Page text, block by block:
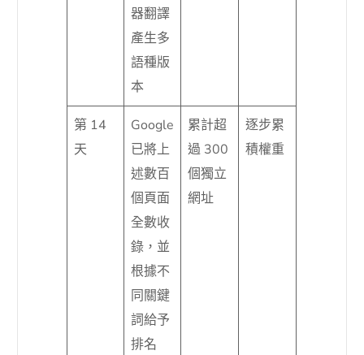
器翻譯
產生多
語種版
本
第 14
天
Google
已將上
述數百
個頁面
全數收
錄，並
根據不
同關鍵
詞給予
排名
累計超
過 300
個獨立
網址
逐步累
積權重